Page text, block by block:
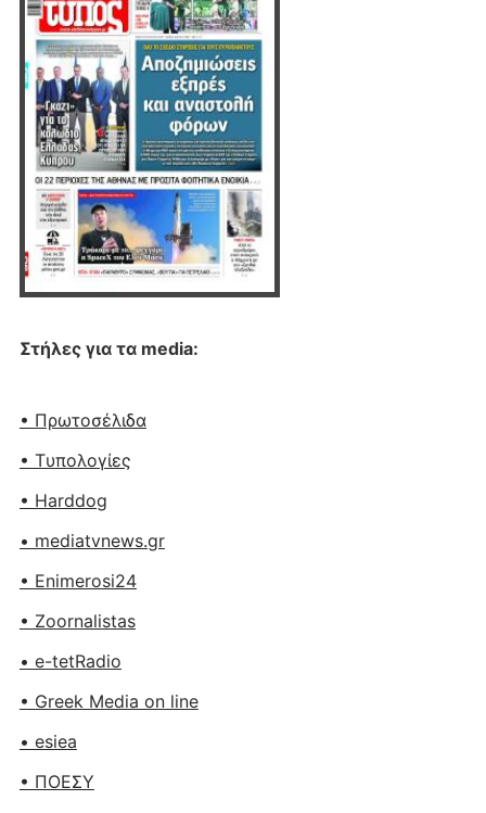
Στήλες για τα media:
• Πρωτοσέλιδα
• Tυπολογίες
• Harddog
• mediatvnews.gr
• Enimerosi24
• Zoornalistas
• e-tetRadio
• Greek Media on line
• esiea
• ΠΟΕΣΥ